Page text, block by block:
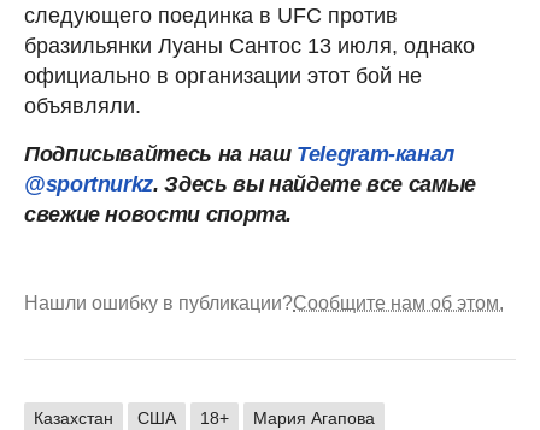
следующего поединка в UFC против
бразильянки Луаны Сантос 13 июля, однако
официально в организации этот бой не
объявляли.
Подписывайтесь на наш Telegram-канал
@sportnurkz. Здесь вы найдете все самые
свежие новости спорта.
Нашли ошибку в публикации?Сообщите нам об этом.
Казахстан США 18+ Мария Агапова